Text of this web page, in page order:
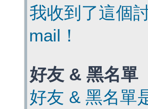
我收到了這個
mail！
好友 & 黑名單
好友 & 黑名單